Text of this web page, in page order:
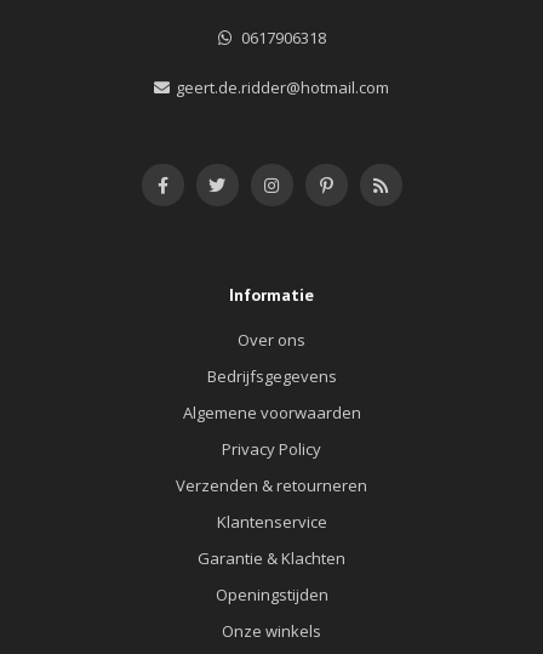
0617906318
geert.de.ridder@hotmail.com
Informatie
Over ons
Bedrijfsgegevens
Algemene voorwaarden
Privacy Policy
Verzenden & retourneren
Klantenservice
Garantie & Klachten
Openingstijden
Onze winkels